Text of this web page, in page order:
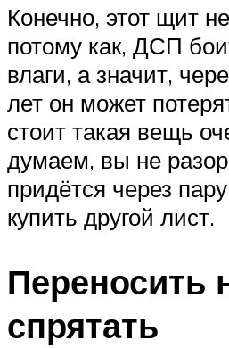
Конечно, этот щит
потому как, ДСП
влаги, а значит,
лет он может
стоит такая вещь
думаем, вы не
придётся через
купить другой лист.
Переносить
спрятать